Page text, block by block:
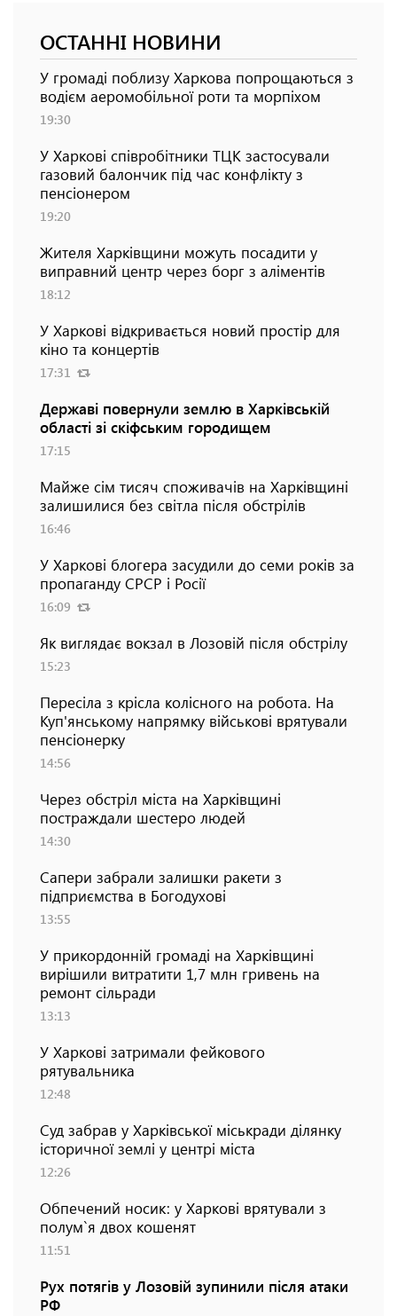
ОСТАННІ НОВИНИ
У громаді поблизу Харкова попрощаються з
водієм аеромобільної роти та морпіхом
19:30
У Харкові співробітники ТЦК застосували
газовий балончик під час конфлікту з
пенсіонером
19:20
Жителя Харківщини можуть посадити у
виправний центр через борг з аліментів
18:12
У Харкові відкривається новий простір для
кіно та концертів
17:31
Державі повернули землю в Харківській
області зі скіфським городищем
17:15
Майже сім тисяч споживачів на Харківщині
залишилися без світла після обстрілів
16:46
У Харкові блогера засудили до семи років за
пропаганду СРСР і Росії
16:09
Як виглядає вокзал в Лозовій після обстрілу
15:23
Пересіла з крісла колісного на робота. На
Куп'янському напрямку військові врятували
пенсіонерку
14:56
Через обстріл міста на Харківщині
постраждали шестеро людей
14:30
Сапери забрали залишки ракети з
підприємства в Богодухові
13:55
У прикордонній громаді на Харківщині
вирішили витратити 1,7 млн гривень на
ремонт сільради
13:13
У Харкові затримали фейкового
рятувальника
12:48
Суд забрав у Харківської міськради ділянку
історичної землі у центрі міста
12:26
Обпечений носик: у Харкові врятували з
полум`я двох кошенят
11:51
Рух потягів у Лозовій зупинили після атаки
РФ